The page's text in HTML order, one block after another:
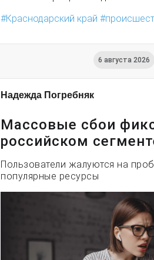
Краснодарский край
6 августа 2026
Надежда Погребняк
Массовые сбои
российском
Пользователи жалуются на
популярные ресурсы